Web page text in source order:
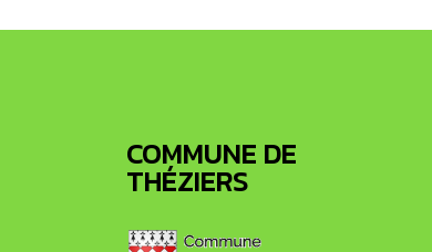
COMMUNE DE
THÉZIERS